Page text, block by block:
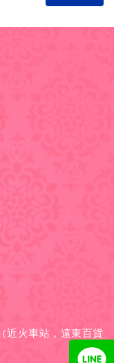
近火車站，遠東百貨